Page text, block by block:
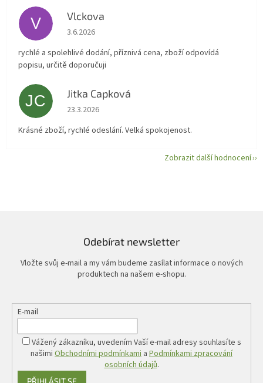
V Vlckova
Hodnocení obchodu je 5 z 5 hvězdiček.
3.6.2026
rychlé a spolehlivé dodání, příznivá cena, zboží odpovídá
popisu, určitě doporučuji
JC Jitka Capková
Hodnocení obchodu je 5 z 5 hvězdiček.
23.3.2026
Krásné zboží, rychlé odeslání. Velká spokojenost.
Zobrazit další hodnocení
Odebírat newsletter
Vložte svůj e-mail a my vám budeme zasílat informace o nových
produktech na našem e-shopu.
E-mail
Vážený zákazníku, uvedením Vaší e-mail adresy souhlasíte s
našimi Obchodními podmínkami a Podmínkami zpracování
osobních údajů.
PŘIHLÁSIT SE